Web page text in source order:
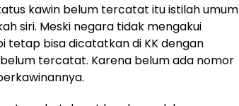
kawin belum tercatat itu istilah umum
siri. Meski negara tidak mengakui
tetap bisa dicatatkan di KK dengan
tercatat. Karena belum ada nomor